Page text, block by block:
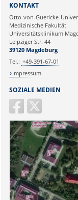
Ihre E-Mailadresse:
Ihr Anliegen:
SOZIALE MEDIEN
KONTAKT
Otto-von-Guericke-
Medizinische Fakultät
Universitätsklinikum
Leipziger Str. 44
39120 Magdeburg
Tel.: +49-391-67-01
Impressum